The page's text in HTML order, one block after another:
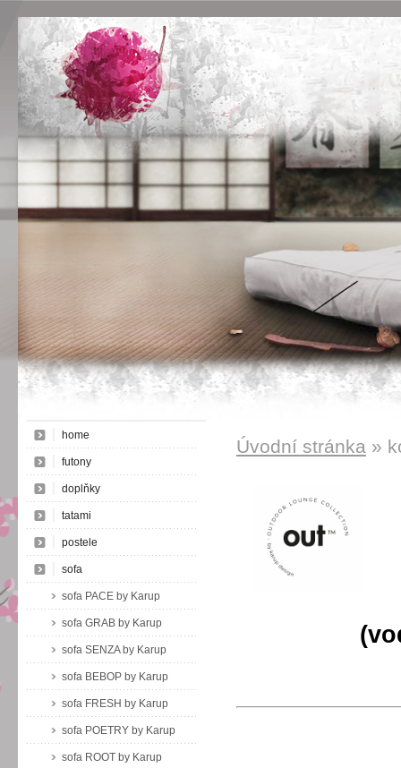
Úvodní stránka »
home
futony
doplňky
tatami
postele
sofa
sofa PACE by Karup
sofa GRAB by Karup
sofa SENZA by Karup
sofa BEBOP by Karup
sofa FRESH by Karup
sofa POETRY by Karup
sofa ROOT by Karup